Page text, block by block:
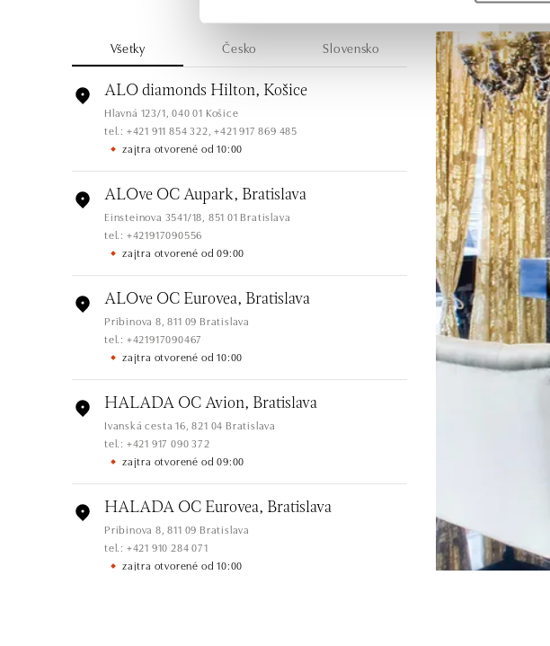
Všetky Česko Slovensko
ALO diamonds Hilton, Košice
Hlavná 123/1, 040 01 Košice
tel.: +421 911 854 322, +421 917 869 485
zajtra otvorené od 10:00
ALOve OC Aupark, Bratislava
Einsteinova 3541/18, 851 01 Bratislava
tel.: +421917090556
zajtra otvorené od 09:00
ALOve OC Eurovea, Bratislava
Pribinova 8, 811 09 Bratislava
tel.: +421917090467
zajtra otvorené od 10:00
HALADA OC Avion, Bratislava
Ivanská cesta 16, 821 04 Bratislava
tel.: +421 917 090 372
zajtra otvorené od 09:00
HALADA OC Eurovea, Bratislava
Pribinova 8, 811 09 Bratislava
tel.: +421 910 284 071
zajtra otvorené od 10:00